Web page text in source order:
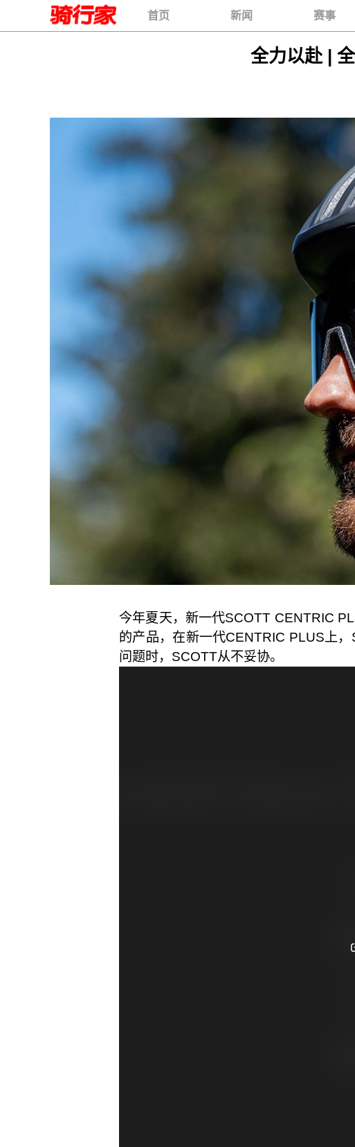
首页 新闻 赛事
全力以赴 |
今年夏天，新一代SCOTT CENTRIC
的产品，在新一代CENTRIC PLUS上
问题时，SCOTT从不妥协。